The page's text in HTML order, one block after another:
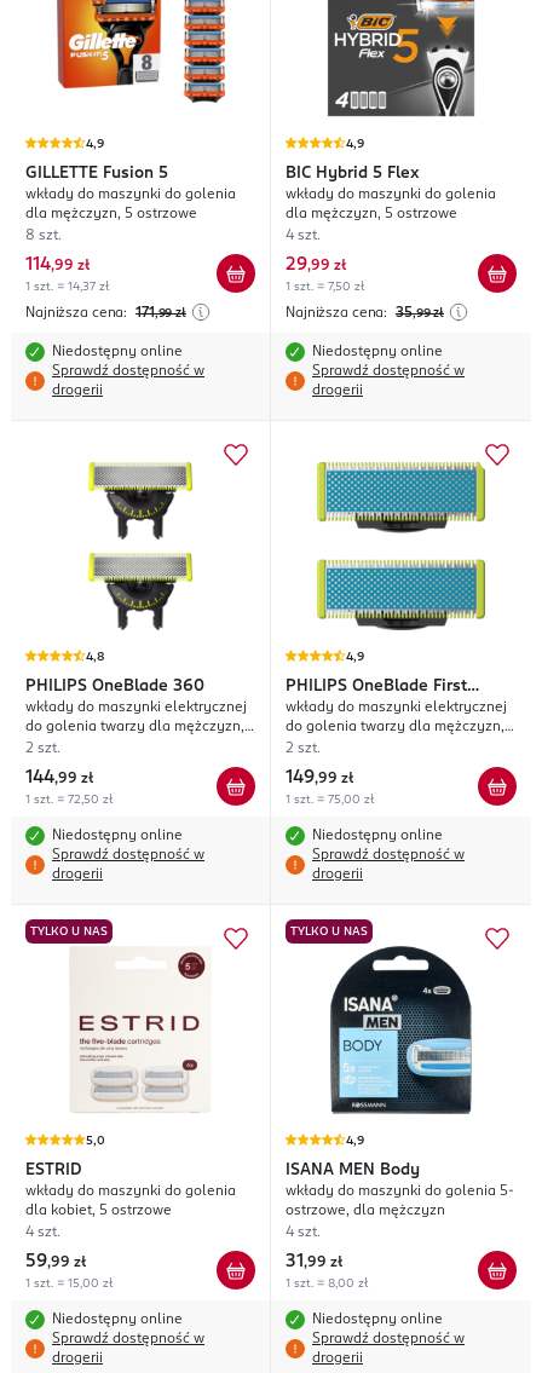
4,9
GILLETTE Fusion 5
wkłady do maszynki do golenia
dla mężczyzn, 5 ostrzowe
8 szt.
114,99 zł
1 szt. = 14,37 zł
Najniższa cena: 171,99 zł
Niedostępny online
Sprawdź dostępność w
drogerii
4,9
BIC Hybrid 5 Flex
wkłady do maszynki do golenia
dla mężczyzn, 5 ostrzowe
4 szt.
29,99 zł
1 szt. = 7,50 zł
Najniższa cena: 35,99 zł
Niedostępny online
Sprawdź dostępność w
drogerii
4,8
PHILIPS OneBlade 360
wkłady do maszynki elektrycznej
do golenia twarzy dla mężczyzn,
QP420/50
2 szt.
144,99 zł
1 szt. = 72,50 zł
Niedostępny online
Sprawdź dostępność w
drogerii
4,9
PHILIPS OneBlade First
Shave
wkłady do maszynki elektrycznej
do golenia twarzy dla mężczyzn,
QP225/50;
2 szt.
149,99 zł
1 szt. = 75,00 zł
Niedostępny online
Sprawdź dostępność w
drogerii
TYLKO U NAS
5,0
ESTRID
wkłady do maszynki do golenia
dla kobiet, 5 ostrzowe
4 szt.
59,99 zł
1 szt. = 15,00 zł
Niedostępny online
Sprawdź dostępność w
drogerii
TYLKO U NAS
4,9
ISANA MEN Body
wkłady do maszynki do golenia 5-
ostrzowe, dla mężczyzn
4 szt.
31 ,99 zł
1 szt. = 8,00 zł
Niedostępny online
Sprawdź dostępność w
drogerii